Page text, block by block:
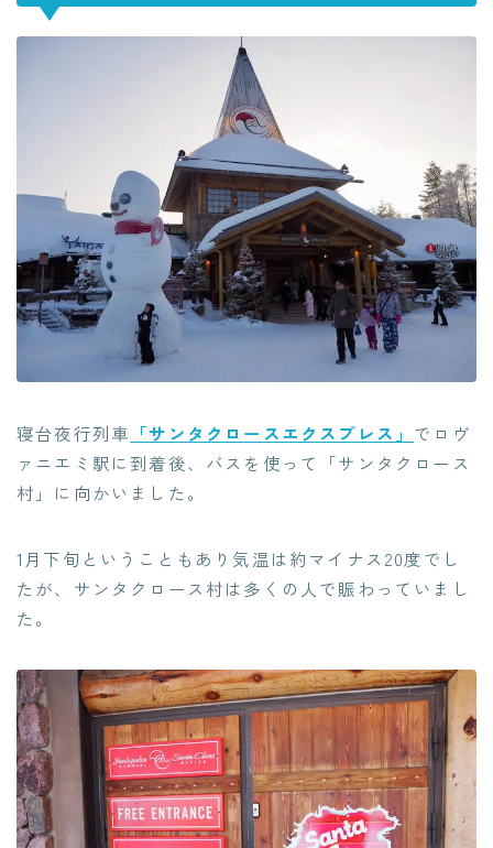
寝台夜行列車 「サンタクロースエクスプレス」 でロヴ
ァニエミ駅に到着後、バスを使って「サンタクロース
村」に向かいました。
1月下旬ということもあり気温は約マイナス20度でし
たが、サンタクロース村は多くの人で賑わっていまし
た。